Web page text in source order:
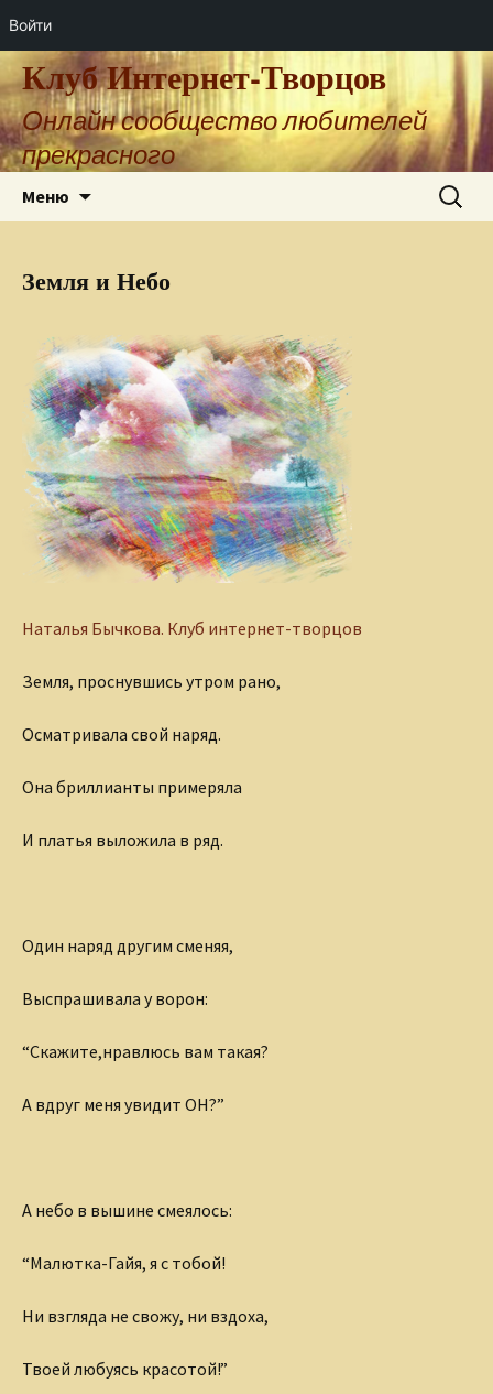
Войти
Клуб Интернет-Творцов
Онлайн сообщество любителей
прекрасного
Меню Найти:
Земля и Небо
Наталья Бычкова. Клуб интернет-творцов
Земля, проснувшись утром рано,
Осматривала свой наряд.
Она бриллианты примеряла
И платья выложила в ряд.
Один наряд другим сменяя,
Выспрашивала у ворон:
“Скажите,нравлюсь вам такая?
А вдруг меня увидит ОН?”
А небо в вышине смеялось:
“Малютка-Гайя, я с тобой!
Ни взгляда не свожу, ни вздоха,
Твоей любуясь красотой!”